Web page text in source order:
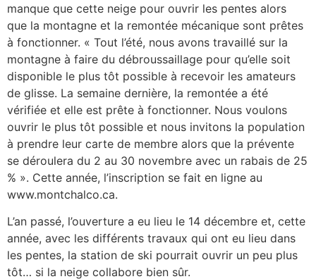
manque que cette neige pour ouvrir les pentes alors
que la montagne et la remontée mécanique sont prêtes
à fonctionner. « Tout l’été, nous avons travaillé sur la
montagne à faire du débroussaillage pour qu’elle soit
disponible le plus tôt possible à recevoir les amateurs
de glisse. La semaine dernière, la remontée a été
vérifiée et elle est prête à fonctionner. Nous voulons
ouvrir le plus tôt possible et nous invitons la population
à prendre leur carte de membre alors que la prévente
se déroulera du 2 au 30 novembre avec un rabais de 25
% ». Cette année, l’inscription se fait en ligne au
www.montchalco.ca.
L’an passé, l’ouverture a eu lieu le 14 décembre et, cette
année, avec les différents travaux qui ont eu lieu dans
les pentes, la station de ski pourrait ouvrir un peu plus
tôt… si la neige collabore bien sûr.